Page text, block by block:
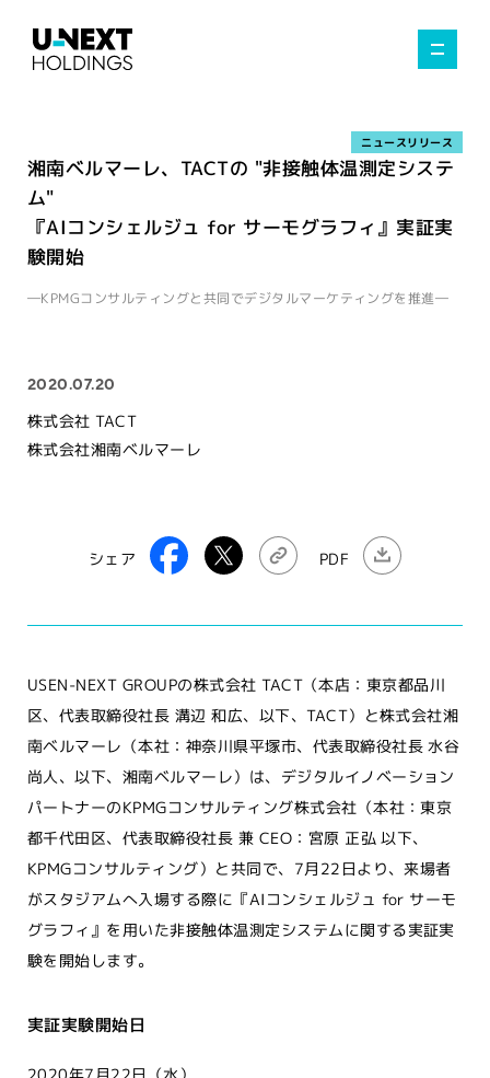
湘南ベルマーレ、TACTの "非接触体温測定システ
ム"
『AIコンシェルジュ for サーモグラフィ』実証実
験開始
―KPMGコンサルティングと共同でデジタルマーケティングを推進―
ニュースリリース
2020.07.20
株式会社 TACT
株式会社湘南ベルマーレ
シェア PDF
USEN-NEXT GROUPの株式会社 TACT（本店：東京都品川
区、代表取締役社長 溝辺 和広、以下、TACT）と株式会社湘
南ベルマーレ（本社：神奈川県平塚市、代表取締役社長 水谷
尚人、以下、湘南ベルマーレ）は、デジタルイノベーション
パートナーのKPMGコンサルティング株式会社（本社：東京
都千代田区、代表取締役社長 兼 CEO：宮原 正弘 以下、
KPMGコンサルティング）と共同で、7月22日より、来場者
がスタジアムへ入場する際に『AIコンシェルジュ for サーモ
グラフィ』を用いた非接触体温測定システムに関する実証実
験を開始します。
実証実験開始日